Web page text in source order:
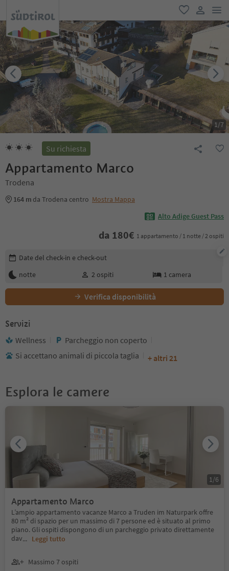
favoriti
user link
1/7
Su richiesta
Appartamento Marco
Trodena
164 m da Trodena centro Mostra Mappa
Alto Adige Guest Pass
da 180€ 1 appartamento / 1 notte / 2 ospiti
Modifica i dettagli della prenotazione
Date del check-in e check-out
notte
2 ospiti 1 camera
Verifica disponibilità
Servizi
Wellness
Parcheggio non coperto
Si accettano animali di piccola taglia
+ altri 21
Esplora le camere
Appartamento Marco
L’ampio appartamento vacanze Marco a Truden im Naturpark offre
80 m² di spazio per un massimo di 7 persone ed è situato al primo
piano. Gli ospiti dispongono di un parcheggio privato direttamente
dav... Leggi tutto
Massimo 7 ospiti
1 /6